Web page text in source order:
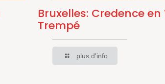
Bruxelles: Credence en
Trempé
plus d'info